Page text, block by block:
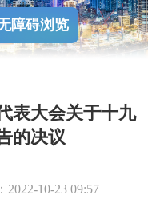
障碍浏览
表大会关于十九
的决议
2022-10-23 09:57